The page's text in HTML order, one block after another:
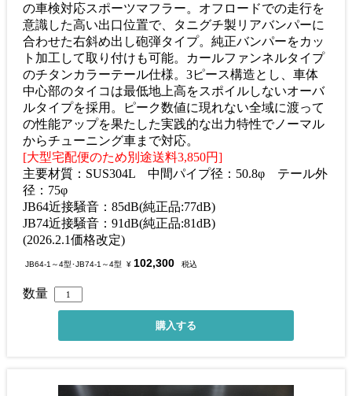
の車検対応スポーツマフラー。オフロードでの走行を
意識した高い出口位置で、タニグチ製リアバンパーに
合わせた右斜め出し砲弾タイプ。純正バンパーをカッ
ト加工して取り付けも可能。カールファンネルタイプ
のチタンカラーテール仕様。3ピース構造とし、車体
中心部のタイコは最低地上高をスポイルしないオーバ
ルタイプを採用。ピーク数値に現れない全域に渡って
の性能アップを果たした実践的な出力特性でノーマル
からチューニング車まで対応。
[大型宅配便のため別途送料3,850円]
主要材質：SUS304L 中間パイプ径：50.8φ テール外
径：75φ
JB64近接騒音：85dB(純正品:77dB)
JB74近接騒音：91dB(純正品:81dB)
(2026.2.1価格改定)
JB64-1～4型･JB74-1～4型 ¥ 102,300 税込
数量